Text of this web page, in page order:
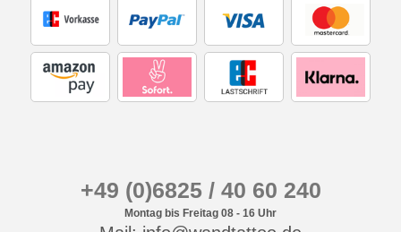
+49 (0)6825 / 40 60 240
Montag bis Freitag 08 - 16 Uhr